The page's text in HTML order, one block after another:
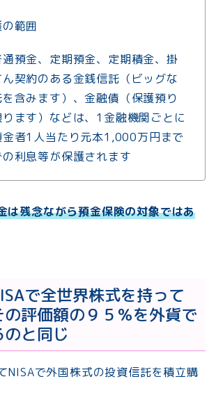
範囲
預金、定期預金、定期積金、掛
契約のある金銭信託（ビッグな
含みます）、金融債（保護預り
ます）などは、1金融機関ごとに
金者1人当たり元本1,000万円まで
利息等が保護されます
は残念ながら預金保険の対象ではあ
で全世界株式を持って
評価額の９５％を外貨で
と同じ
NISAで外国株式の投資信託を積立購